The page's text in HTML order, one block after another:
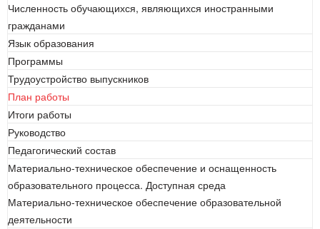
Численность обучающихся, являющихся иностранными
гражданами
Язык образования
Программы
Трудоустройство выпускников
План работы
Итоги работы
Руководство
Педагогический состав
Материально-техническое обеспечение и оснащенность
образовательного процесса. Доступная среда
Материально-техническое обеспечение образовательной
деятельности